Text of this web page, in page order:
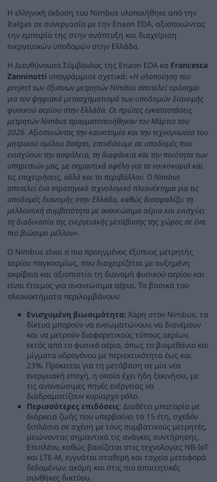
Η ελληνική έκδοση του Nimbus υλοποιήθηκε από την
Italgas σε συνεργασία με την Enaon EDA, αξιοποιώντας
την εμπειρία της στην ανάπτυξη και διαχείριση
ενεργειακών υποδομών στην Ελλάδα.
Η Διευθύνουσα Σύμβουλος της Enaon EDA κα Francesca
Zanninotti υπογράμμισε σχετικά: «Η υλοποίηση του
project των έξυπνων μετρητών Nimbus αποτελεί ορόσημο
για τον ψηφιακό μετασχηματισμό των υποδομών διανομής
φυσικού αερίου στην Ελλάδα. Οι πρώτες εγκαταστάσεις
μετρητών Nimbus πραγματοποιήθηκαν τον Μάρτιο του
2026. Αξιοποιώντας την καινοτομία και την τεχνογνωσία του
μητρικού ομίλου Italgas, επενδύουμε σε υποδομές που
ενισχύουν την ασφάλεια, τη διαφάνεια και την ποιότητα των
υπηρεσιών μας, με σημαντικά οφέλη για τα νοικοκυριά και
τις επιχειρήσεις, αλλά και το περιβάλλον. Ο Nimbus
αποτελεί ένα στρατηγικό τεχνολογικό πλεονέκτημα για τις
υποδομές διανομής στην Ελλάδα, καθώς διασφαλίζει τη
μελλοντική συμβατότητα με ανανεώσιμα αέρια και ενισχύει
τη διαδικασία της ενεργειακής μετάβασης της χώρας σε ένα
πιο βιώσιμο μέλλον».
Ο Nimbus είναι ο πιο προηγμένος έξυπνος μετρητής
αερίου παγκοσμίως, που διαχειρίζεται με αυξημένη
ακρίβεια και αξιοπιστία τη διανομή φυσικού αερίου και
είναι έτοιμος για ανανεώσιμα αέρια. Τα βασικά του
πλεονεκτήματα περιλαμβάνουν:
Ενισχυμένη βιωσιμότητα:Χάρη στον Nimbus, τα
δίκτυα μπορούν να ενσωματώνουν, να διανέμουν
και να μετρούν διαφορετικούς τύπους αερίων,
εκτός από το φυσικό αέριο, όπως το βιομεθάνιο και
μίγματα υδρογόνου με περιεκτικότητα έως και
23%. Πρόκειται για τη μετάβαση σε μία νέα
ενεργειακή εποχή, η οποία έχει ήδη ξεκινήσει, με
τις ανανεώσιμες πηγές ενέργειας να
διαδραματίζουν κυρίαρχο ρόλο.
Περισσότερες επιδόσεις: Διαθέτει μπαταρία με
διάρκεια ζωής που υπερβαίνει τα 15 έτη, σχεδόν
διπλάσια σε σχέση με τους συμβατικούς μετρητές,
μειώνοντας σημαντικά τις ανάγκες συντήρησης.
Επιπλέον, καθώς βασίζεται στις τεχνολογίες NB-IoT
και LTE-M, εγγυάται σταθερή και ταχεία μεταφορά
δεδομένων, ακόμη και στις πιο απαιτητικές
συνθήκες δικτύου.